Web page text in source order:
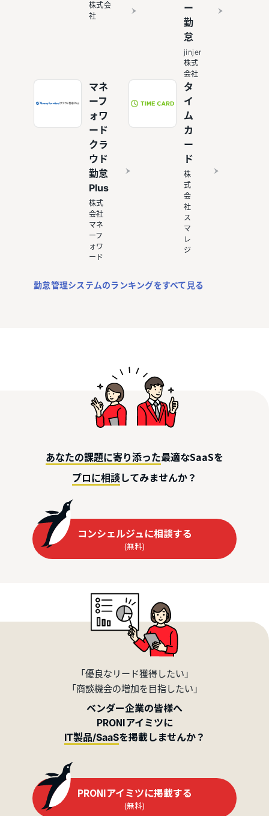
株式会
社
ー
勤
怠
jinjer
株式
会社
マネ
ーフ
ォワ
ード
クラ
ウド
勤怠
Plus
株式
会社
マネ
ーフ
ォワ
ード
タ
イ
ム
カ
ー
ド
株
式
会
社
ス
マ
レ
ジ
勤怠管理システムのランキングをすべて見る
あなたの課題に寄り添った最適なSaaSを
プロに相談してみませんか？
コンシェルジュに相談する
(無料)
「優良なリード獲得したい」
「商談機会の増加を目指したい」
ベンダー企業の皆様へ
PRONIアイミツに
IT製品/SaaSを掲載しませんか？
PRONIアイミツに掲載する
(無料)